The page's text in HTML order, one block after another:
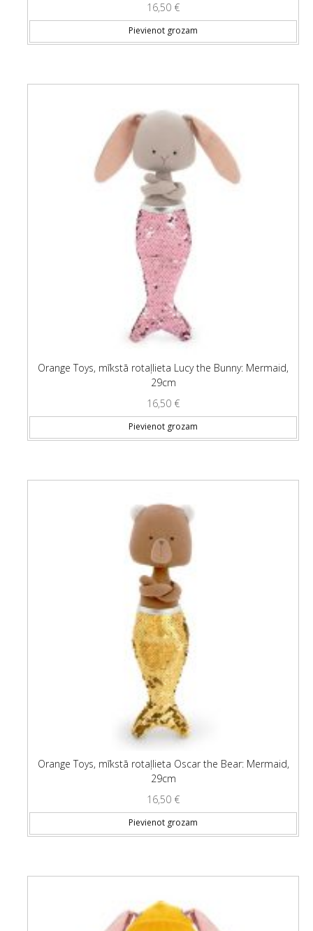
16,50 €
Pievienot grozam
Orange Toys, mīkstā rotaļlieta Lucy the Bunny: Mermaid,
29cm
16,50 €
Pievienot grozam
Orange Toys, mīkstā rotaļlieta Oscar the Bear: Mermaid,
29cm
16,50 €
Pievienot grozam